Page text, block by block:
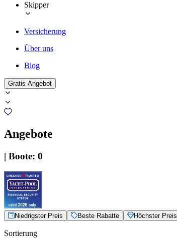
Skipper
Versicherung
Über uns
Blog
Gratis Angebot
Angebote
| Boote: 0
Niedrigster Preis Beste Rabatte Höchster Preis
Sortierung